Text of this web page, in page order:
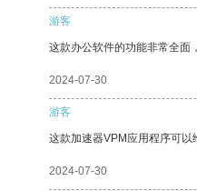
游客
这款办公软件的功能非常全面
2024-07-30
游客
这款加速器VPM应用程序可以
2024-07-30